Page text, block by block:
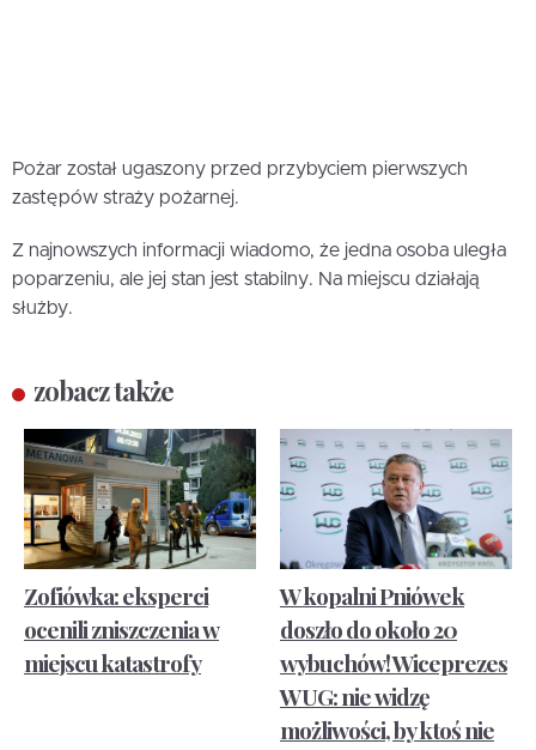
Pożar został ugaszony przed przybyciem pierwszych
zastępów straży pożarnej.
Z najnowszych informacji wiadomo, że jedna osoba uległa
poparzeniu, ale jej stan jest stabilny. Na miejscu działają
służby.
zobacz także
Zofiówka: eksperci
ocenili zniszczenia w
miejscu katastrofy
W kopalni Pniówek
doszło do około 20
wybuchów! Wiceprezes
WUG: nie widzę
możliwości, by ktoś nie